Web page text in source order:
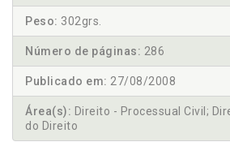
Peso: 302grs.
Número de páginas: 286
Publicado em: 27/08/2008
Área(s): Direito - Processual Civil;
do Direito